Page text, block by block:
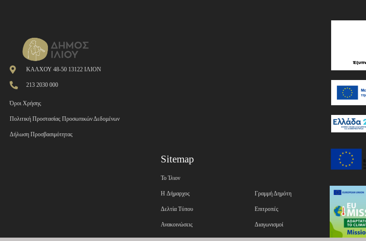
ΚΑΛΧΟΥ 48-50 13122 ΙΛΙΟΝ
213 2030 000
Όροι Χρήσης
Πολιτική Προστασίας Προσωπικών Δεδομένων
Δήλωση Προσβασιμότητας
Sitemap
Το Ίλιον
H Δήμαρχος
Δελτία Τύπου
Ανακοινώσεις
Γραμμή Δημότη
Επιτροπές
Διαγωνισμοί